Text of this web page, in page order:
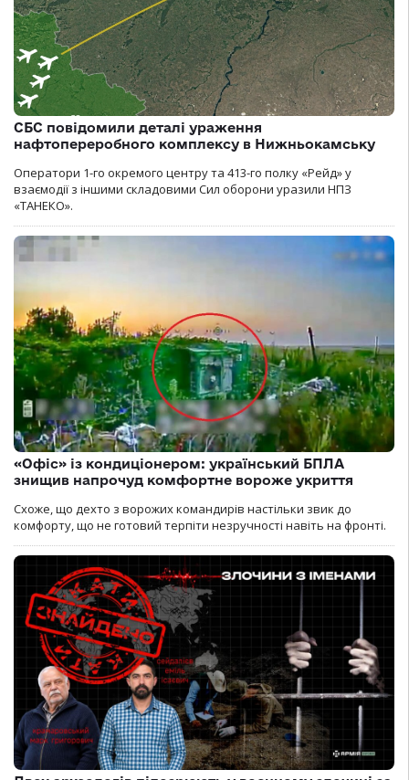
СБС повідомили деталі ураження
нафтопереробного комплексу в Нижньокамську
Оператори 1-го окремого центру та 413-го полку «Рейд» у
взаємодії з іншими складовими Сил оборони уразили НПЗ
«ТАНЕКО».
«Офіс» із кондиціонером: український БПЛА
знищив напрочуд комфортне вороже укриття
Схоже, що дехто з ворожих командирів настільки звик до
комфорту, що не готовий терпіти незручності навіть на фронті.